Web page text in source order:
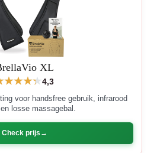
XL
4,3
voor handsfree gebruik, infrarood
losse massagebal.
Check prijs